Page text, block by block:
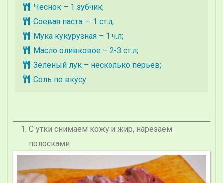
Чеснок – 1 зубчик;
Соевая паста — 1 ст.л;
Мука кукурузная – 1 ч.л;
Масло оливковое – 2-3 ст.л;
Зеленый лук – несколько перьев;
Соль по вкусу.
С утки снимаем кожу и жир, нарезаем
полосками.